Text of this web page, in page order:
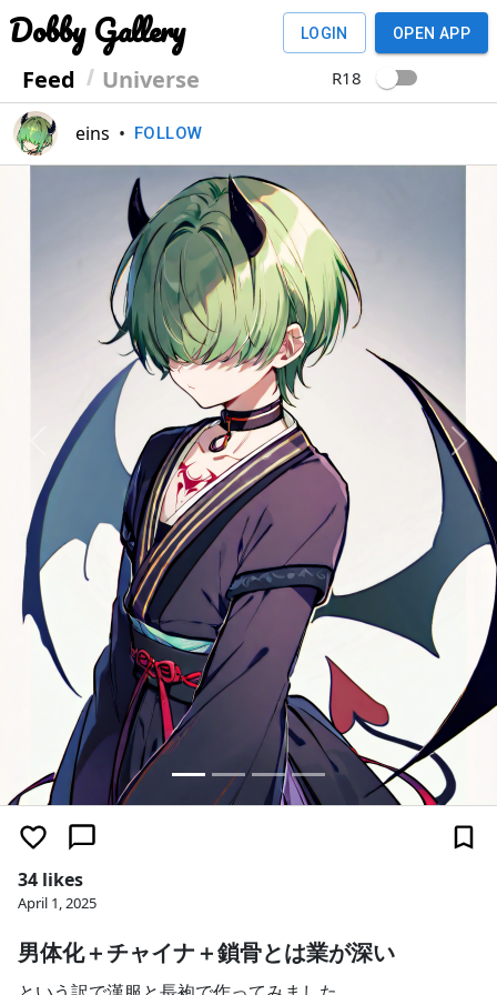
Dobby Gallery
Feed Universe
LOGIN OPEN APP
R18
eins • FOLLOW
Previous Next
34 likes
April 1, 2025
男体化＋チャイナ＋鎖骨とは業が深い